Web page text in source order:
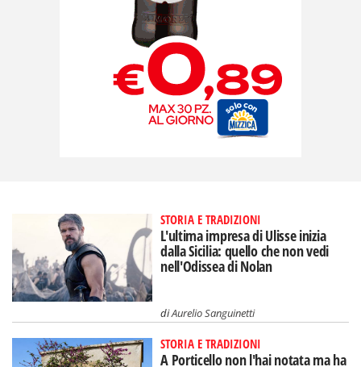
STORIA E TRADIZIONI
L'ultima impresa di Ulisse inizia
dalla Sicilia: quello che non vedi
nell'Odissea di Nolan
diAurelio Sanguinetti
STORIA E TRADIZIONI
A Porticello non l'hai notata ma ha